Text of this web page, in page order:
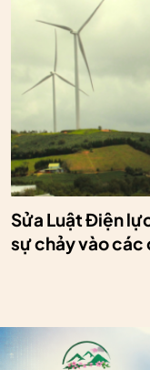
Sửa Luật Điện
sự chảy vào các